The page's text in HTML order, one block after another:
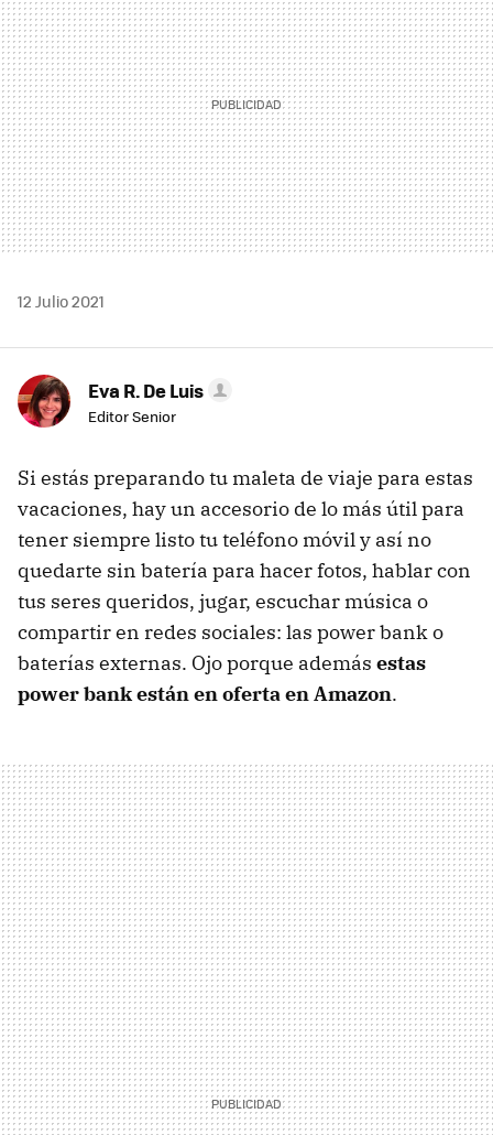
12 Julio 2021
Eva R. De Luis
Editor Senior
Si estás preparando tu maleta de viaje para estas
vacaciones, hay un accesorio de lo más útil para
tener siempre listo tu teléfono móvil y así no
quedarte sin batería para hacer fotos, hablar con
tus seres queridos, jugar, escuchar música o
compartir en redes sociales: las power bank o
baterías externas. Ojo porque además estas
power bank están en oferta en Amazon.